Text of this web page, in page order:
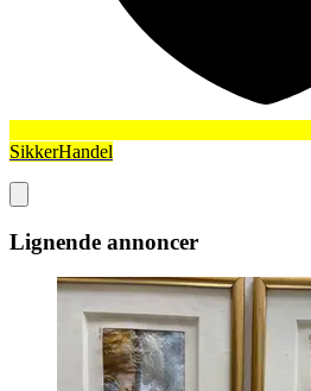
SikkerHandel
Lignende annoncer